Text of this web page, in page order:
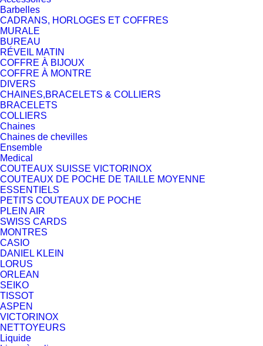
Barbelles
CADRANS, HORLOGES ET COFFRES
MURALE
BUREAU
RÉVEIL MATIN
COFFRE À BIJOUX
COFFRE À MONTRE
DIVERS
CHAINES,BRACELETS & COLLIERS
BRACELETS
COLLIERS
Chaines
Chaines de chevilles
Ensemble
Medical
COUTEAUX SUISSE VICTORINOX
COUTEAUX DE POCHE DE TAILLE MOYENNE
ESSENTIELS
PETITS COUTEAUX DE POCHE
PLEIN AIR
SWISS CARDS
MONTRES
CASIO
DANIEL KLEIN
LORUS
ORLEAN
SEIKO
TISSOT
ASPEN
VICTORINOX
NETTOYEURS
Liquide